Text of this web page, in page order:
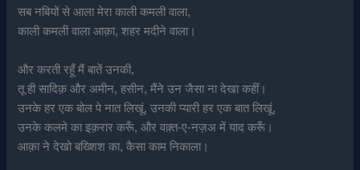
सब नबियों से आला मेरा काली कमली वाला,
काली कमली वाला आक़ा, शहर मदीने वाला।
और करती रहूँ मैं बातें उनकी,
तू ही सादिक़ और अमीन, हसीन, मैंने उन जैसा ना देखा कहीं।
उनके हर एक बोल पे नात लिखूं, उनकी प्यारी हर एक बात लिखूं,
उनके कलमे का इक़रार करूँ, और वक़्त-ए-नज़अ में याद करूँ।
आक़ा ने देखो बख्शिश का, कैसा काम निकाला।